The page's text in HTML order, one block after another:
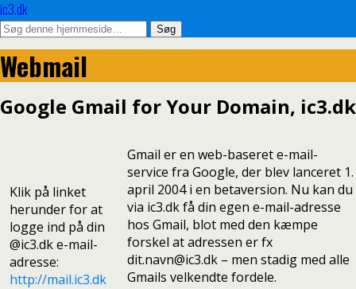
ic3.dk
Webmail
Google Gmail for Your Domain, ic3.dk
Klik på linket
herunder for at
logge ind på din
@ic3.dk e-mail-
adresse:
http://mail.ic3.dk
Gmail er en web-baseret e-mail-
service fra Google, der blev lanceret 1.
april 2004 i en betaversion. Nu kan du
via ic3.dk få din egen e-mail-adresse
hos Gmail, blot med den kæmpe
forskel at adressen er fx
dit.navn@ic3.dk – men stadig med alle
Gmails velkendte fordele.